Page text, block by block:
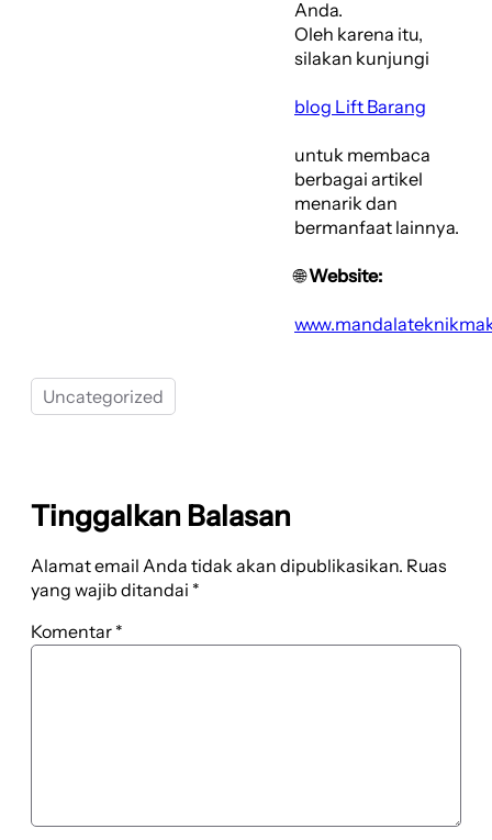
Anda.
Oleh karena itu,
silakan kunjungi
blog Lift Barang
untuk membaca
berbagai artikel
menarik dan
bermanfaat lainnya.
🌐Website:
Uncategorized
Tinggalkan Balasan
Alamat email Anda tidak akan dipublikasikan. Ruas
yang wajib ditandai *
Komentar *